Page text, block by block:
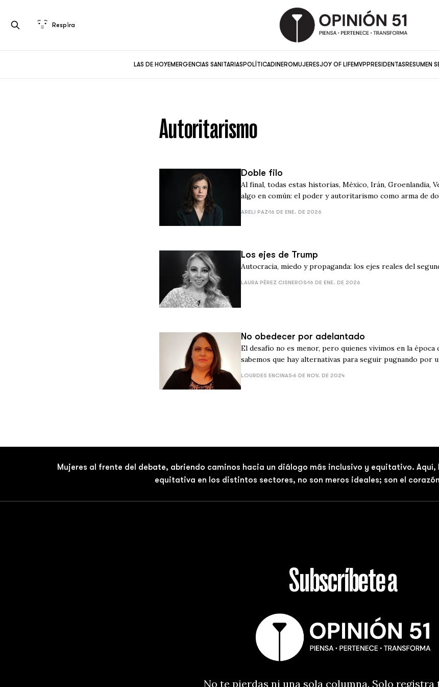
LAS DE HOYEMERGENCIAS SANITARIASPOLÍTICADINEROMUJERESJOY OF LIFEMVPPRESIDENTASRESUMEN
Respira
Autoritarismo
Doble filo
Al final, todas estas historias, México, Irán, Groenlandia, Venezuela y Ucrania, tienen
algo en común: el poder y autoritarismo como arma
ARELI PAZ16 DE ENE. DE 2026
Los ejes de Trump
Autocracia, miedo y propaganda: los ejes reales del
LAURA PÉREZ CISNEROS 16 DE ENE. DE 2026
No obedecer por adelantado
El desafío no es menor, pero quienes vivimos en la
sabemos que hay alternativas para seguir pugnando por
LOURDES ENCINAS 6 DE NOV. DE 2024
Mujeres al frente del debate, abriendo caminos hacia un diálogo más inclusivo y equitativo.
equitativa en los distintos sectores, no son meros ideales; son el
Subscríbete a
No te pierdas ni una sola columna. Solo